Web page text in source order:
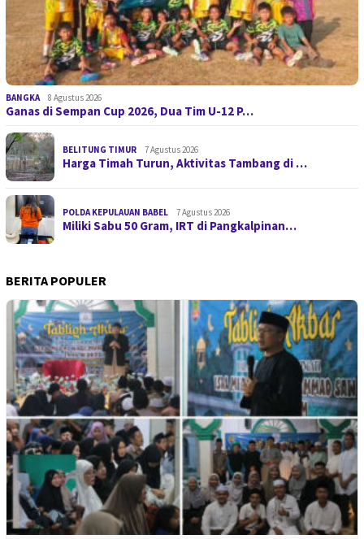
BANGKA 8 Agustus 2026
Ganas di Sempan Cup 2026, Dua Tim U-12 P…
BELITUNG TIMUR 7 Agustus 2026
Harga Timah Turun, Aktivitas Tambang di …
POLDA KEPULAUAN BABEL 7 Agustus 2026
Miliki Sabu 50 Gram, IRT di Pangkalpinan…
BERITA POPULER